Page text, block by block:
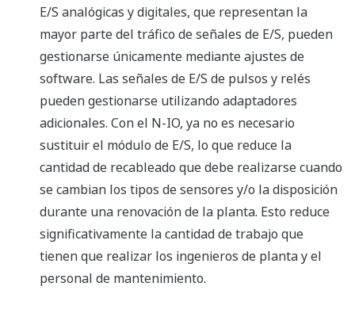
E/S analógicas y digitales, que representan la
mayor parte del tráfico de señales de E/S, pueden
gestionarse únicamente mediante ajustes de
software. Las señales de E/S de pulsos y relés
pueden gestionarse utilizando adaptadores
adicionales. Con el N-IO, ya no es necesario
sustituir el módulo de E/S, lo que reduce la
cantidad de recableado que debe realizarse cuando
se cambian los tipos de sensores y/o la disposición
durante una renovación de la planta. Esto reduce
significativamente la cantidad de trabajo que
tienen que realizar los ingenieros de planta y el
personal de mantenimiento.